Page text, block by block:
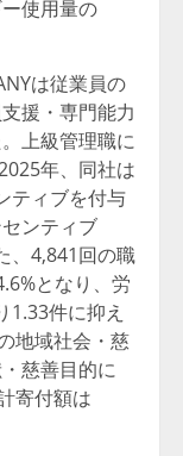
使用量の
は従業員の
援・専門能力
上級管理職に
年、同社は
ティブを付与
ンティブ
、4,841回の職
となり、労
1.33件に抑え
地域社会・慈
慈善目的に
寄付額は